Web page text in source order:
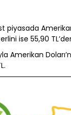
piyasada
ise 55,90
Amerikan